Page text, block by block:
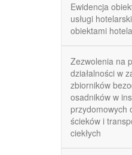
Ewidencja
usługi
obiektami
Zezwolenia na
działalności w
zbiorników
osadników w
przydomowych
ścieków i
ciekłych